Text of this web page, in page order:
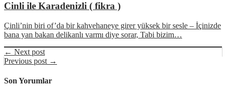
Cinli ile Karadenizli ( fikra )
Çinli’nin biri of’da bir kahvehaneye girer yüksek bir sesle – İçinizde
bana yan bakan delikanlı varmı diye sorar, Tabi bizim…
← Next post
Previous post →
Son Yorumlar